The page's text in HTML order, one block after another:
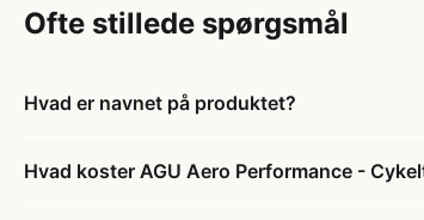
Ofte stillede spørgsmål
Hvad er navnet på produktet?
Hvad koster AGU Aero Performance -